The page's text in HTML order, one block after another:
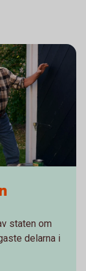
staten om
delarna i